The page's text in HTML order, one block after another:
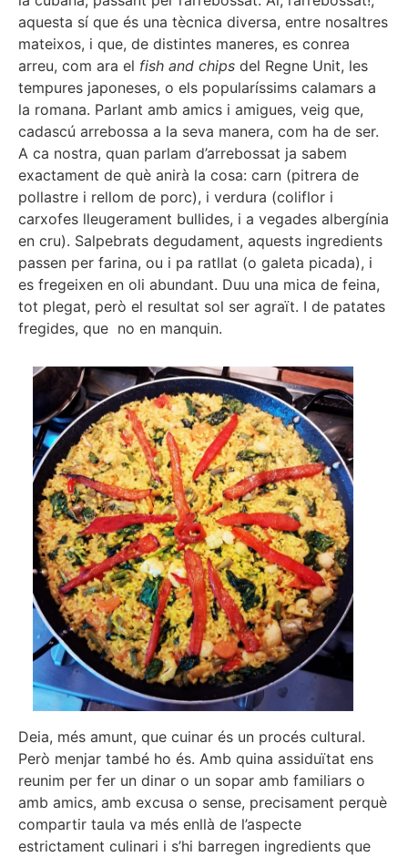
aquesta sí que és una tècnica diversa, entre nosaltres
mateixos, i que, de distintes maneres, es conrea
arreu, com ara el fish and chips del Regne Unit, les
tempures japoneses, o els popularíssims calamars a
la romana. Parlant amb amics i amigues, veig que,
cadascú arrebossa a la seva manera, com ha de ser.
A ca nostra, quan parlam d’arrebossat ja sabem
exactament de què anirà la cosa: carn (pitrera de
pollastre i rellom de porc), i verdura (coliflor i
carxofes lleugerament bullides, i a vegades albergínia
en cru). Salpebrats degudament, aquests ingredients
passen per farina, ou i pa ratllat (o galeta picada), i
es fregeixen en oli abundant. Duu una mica de feina,
tot plegat, però el resultat sol ser agraït. I de patates
fregides, que no en manquin.
Deia, més amunt, que cuinar és un procés cultural.
Però menjar també ho és. Amb quina assiduïtat ens
reunim per fer un dinar o un sopar amb familiars o
amb amics, amb excusa o sense, precisament perquè
compartir taula va més enllà de l’aspecte
estrictament culinari i s’hi barregen ingredients que